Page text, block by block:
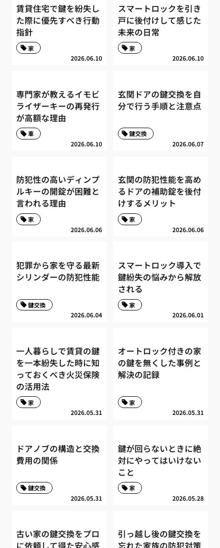
賃貸住宅で鍵を紛失し
た際に優先すべき行動
指針
2026.06.10
家
スマートロックを引き
戸に後付けして感じた
未来の日常
2026.06.10
家
専門家が教えるイモビ
ライザーキーの再発行
が高額な理由
2026.06.10
車
玄関ドアの鍵交換を自
分で行う手順と注意点
2026.06.07
鍵交換
防犯性の高いディンプ
ルキーの開錠が困難と
言われる理由
2026.06.06
家
玄関の防犯性能を高め
るドアの補助錠を後付
けするメリット
2026.06.06
家
犯罪から家を守る最新
シリンダーの防犯性能
2026.06.04
鍵交換
スマートロック導入で
鍵紛失の悩みから解放
される
2026.06.01
家
一人暮らしで賃貸の鍵
を一本紛失した時に知
っておくべき火災保険
の活用法
2026.05.31
家
オートロック付きの家
の鍵を無くした事例と
解決の記録
2026.05.31
家
ドアノブの構造と交換
費用の関係
2026.05.31
鍵交換
鍵が回らないときに絶
対にやってはいけない
こと
2026.05.28
家
古い家の鍵交換をプロ
引っ越し後の鍵交換を